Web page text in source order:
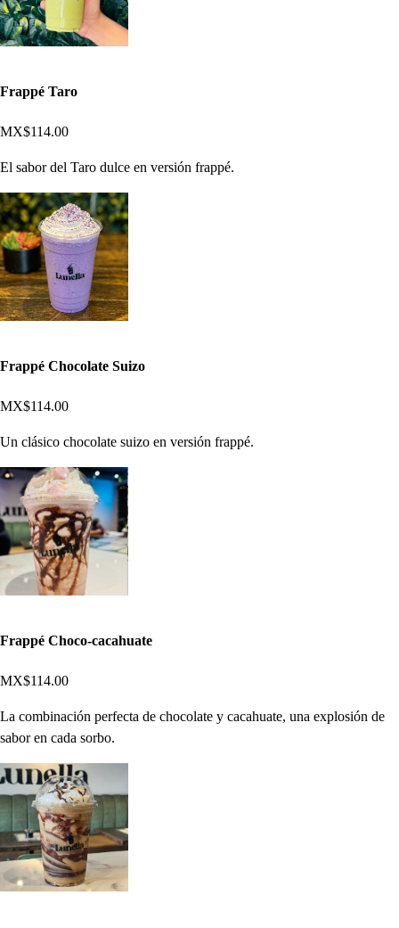
Frappé Taro
MX$114.00
El sabor del Taro dulce en versión frappé.
Frappé Chocolate Suizo
MX$114.00
Un clásico chocolate suizo en versión frappé.
Frappé Choco-cacahuate
MX$114.00
La combinación perfecta de chocolate y cacahuate, una explosión de
sabor en cada sorbo.